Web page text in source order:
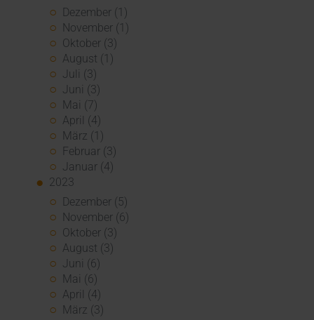
Dezember (1)
November (1)
Oktober (3)
August (1)
Juli (3)
Juni (3)
Mai (7)
April (4)
März (1)
Februar (3)
Januar (4)
2023
Dezember (5)
November (6)
Oktober (3)
August (3)
Juni (6)
Mai (6)
April (4)
März (3)